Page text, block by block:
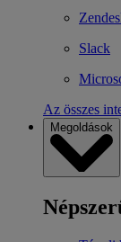
Slack
Az összes
Megoldások